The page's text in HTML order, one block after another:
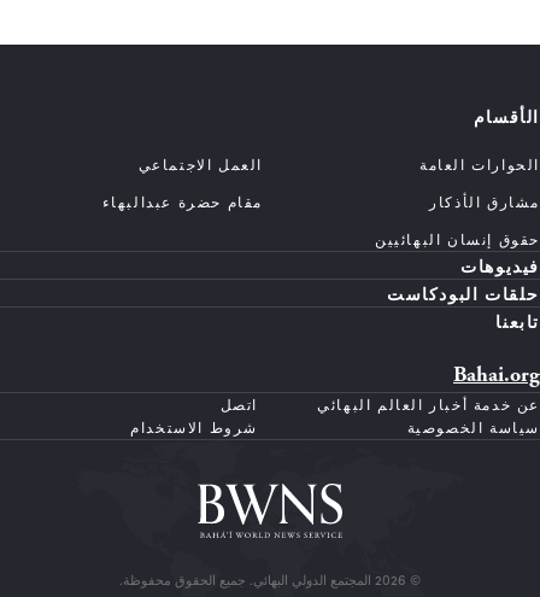
الأقسام
الحوارات العامة
العمل الاجتماعي
مشارق الأذكار
مقام حضرة عبدالبهاء
حقوق إنسان البهائيين
فيديوهات
حلقات البودكاست
تابعنا
Bahai.org
عن خدمة أخبار العالم البهائي
اتصل
سياسة الخصوصية
شروط الاستخدام
© 2026 المجتمع الدولي البهائي. جميع الحقوق محفوظة.